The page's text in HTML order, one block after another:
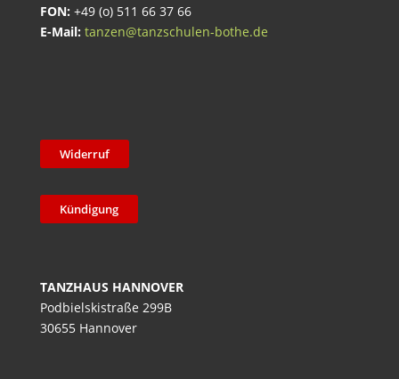
FON: +49 (o) 511 66 37 66
E-Mail: tanzen@tanzschulen-bothe.de
Widerruf
Kündigung
TANZHAUS HANNOVER
Podbielskistraße 299B
30655 Hannover